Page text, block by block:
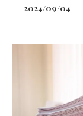
2024/09/04